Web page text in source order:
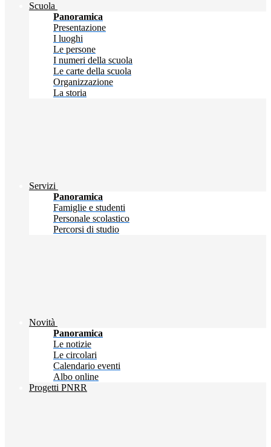
Scuola
Panoramica
Presentazione
I luoghi
Le persone
I numeri della scuola
Le carte della scuola
Organizzazione
La storia
Servizi
Panoramica
Famiglie e studenti
Personale scolastico
Percorsi di studio
Novità
Panoramica
Le notizie
Le circolari
Calendario eventi
Albo online
Progetti PNRR